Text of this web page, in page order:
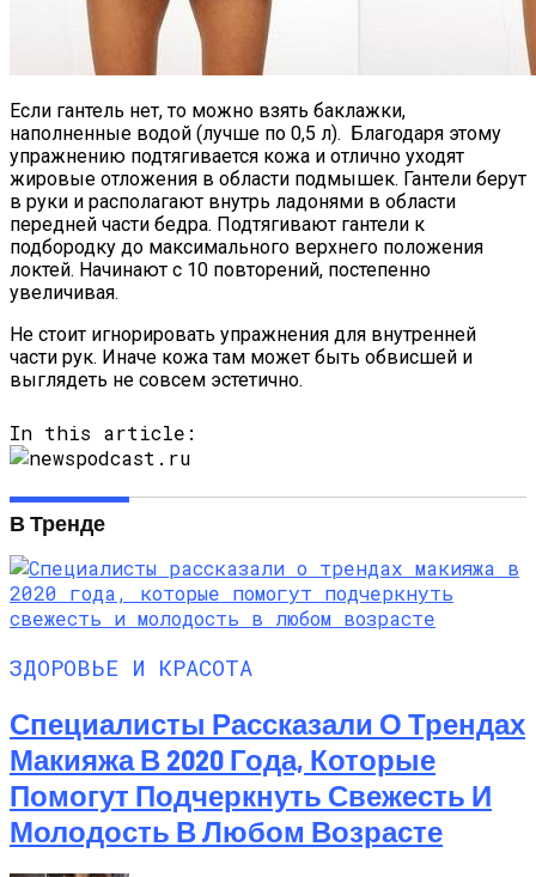
Если гантель нет, то можно взять баклажки,
наполненные водой (лучше по 0,5 л). Благодаря этому
упражнению подтягивается кожа и отлично уходят
жировые отложения в области подмышек. Гантели берут
в руки и располагают внутрь ладонями в области
передней части бедра. Подтягивают гантели к
подбородку до максимального верхнего положения
локтей. Начинают с 10 повторений, постепенно
увеличивая.
Не стоит игнорировать упражнения для внутренней
части рук. Иначе кожа там может быть обвисшей и
выглядеть не совсем эстетично.
In this article:
В Тренде
ЗДОРОВЬЕ И КРАСОТА
Специалисты Рассказали О Трендах
Макияжа В 2020 Года, Которые
Помогут Подчеркнуть Свежесть И
Молодость В Любом Возрасте